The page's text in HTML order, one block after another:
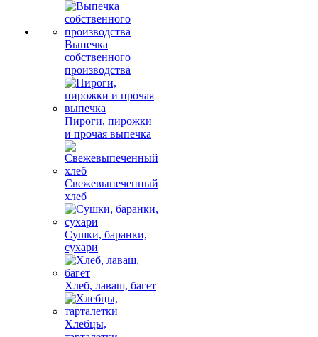
Выпечка
собственного
производства
Пироги, пирожки
и прочая выпечка
Свежевыпеченный
хлеб
Сушки, баранки,
сухари
Хлеб, лаваш, багет
Хлебцы,